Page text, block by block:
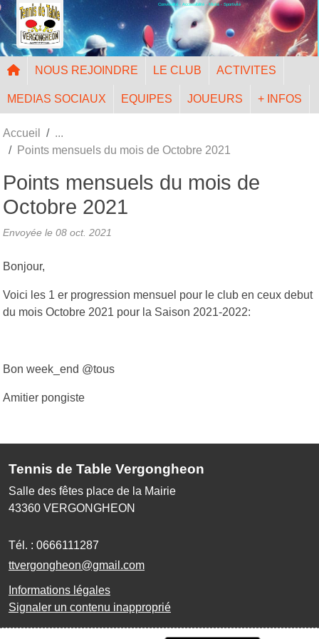
Convivialité - Accessibilité - Mixité - Sportivité
NOUS REJOINDRE LE CLUB ACTIVITES
MEDIAS SOCIAUX EQUIPES JOUEURS + INFOS
Accueil
Points mensuels du mois de Octobre 2021
Points mensuels du mois de
Octobre 2021
Envoyée le 08 oct. 2021
Bonjour,
Voici les 1 er progression mensuel pour le club en ceux debut
du mois Octobre 2021 pour la Saison 2021-2022:
Bon week_end @tous
Amitier pongiste
Tennis de Table Vergongheon
Salle des fêtes place de la Mairie
43360 VERGONGHEON
Tél. : 0666111287
ttvergongheon@gmail.com
Informations légales
Signaler un contenu inapproprié
Panneau de gestion des cookies